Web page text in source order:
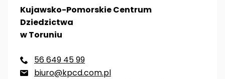
Kujawsko-Pomorskie Centrum
Dziedzictwa
w Toruniu
 56 649 45 99
 biuro@kpcd.com.pl